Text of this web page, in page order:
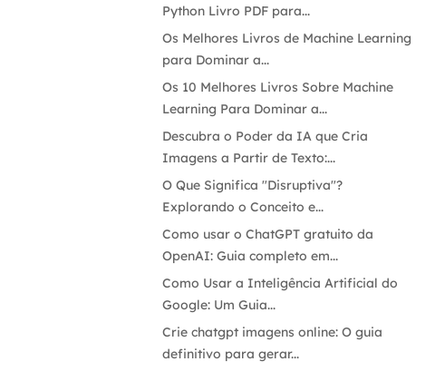
Python Livro PDF para...
Os Melhores Livros de Machine Learning
para Dominar a...
Os 10 Melhores Livros Sobre Machine
Learning Para Dominar a...
Descubra o Poder da IA que Cria
Imagens a Partir de Texto:...
O Que Significa "Disruptiva"?
Explorando o Conceito e...
Como usar o ChatGPT gratuito da
OpenAI: Guia completo em...
Como Usar a Inteligência Artificial do
Google: Um Guia...
Crie chatgpt imagens online: O guia
definitivo para gerar...